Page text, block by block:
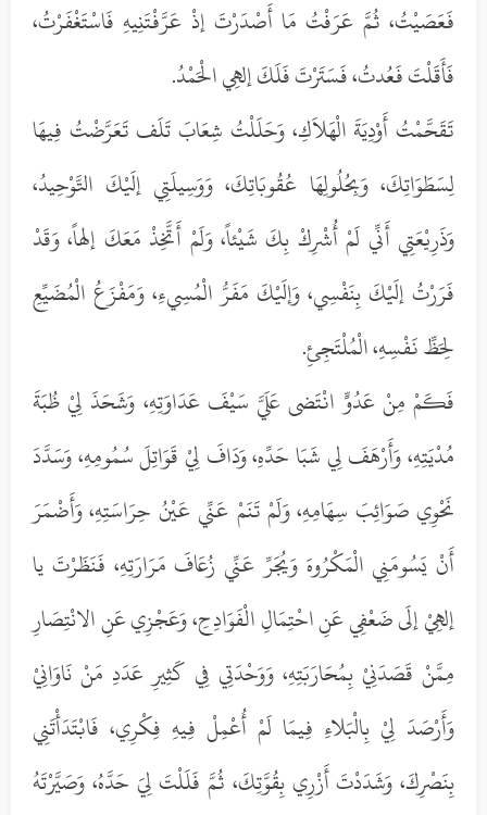
فَعَصَيْتُ، ثُمَّ عَرَفْتُ مَا أَصْدَرْتَ إذْ عَرَّفْتَنِيهِ فَاسْتَغْفَرْتُ،
فَأَقَلْتَ فَعُدتُ، فَسَتَرْتَ فَلَكَ إلهِي الْحَمْدُ.
تَقَحَّمْتُ أَوْدِيَةَ الْهَلاَكِ، وَحَلَلْتُ شِعَابَ تَلَف تَعَرَّضْتُ فِيهَا
لِسَطَوَاتِكَ، وَبِحُلُولِهَا عُقُوبَاتِكَ، وَوَسِيلَتِي إلَيْكَ التَّوْحِيدُ،
وَذَرِيْعَتِي أَنِّي لَمْ أُشْرِكْ بِكَ شَيْئاً، وَلَمْ أَتَّخِذْ مَعَكَ إلهاً، وَقَدْ
فَرَرْتُ إلَيْكَ بِنَفْسِي، وَإلَيْكَ مَفَرُّ الْمُسِيءِ، وَمَفْزَعُ الْمُضَيِّعِ
لِحَظِّ نَفْسِهِ، الْمُلْتَجِئِ.
فَكَمْ مِنْ عَدُوٍّ انْتَضى عَلَيَّ سَيْفَ عَدَاوَتِهِ، وَشَحَذَ لِيْ ظُبَةَ
مُدْيَتِهِ، وَأَرْهَفَ لِي شَبَا حَدِّهِ، وَدَافَ لِيْ قَوَاتِلَ سُمُومِهِ، وَسَدَّدَ
نَحْوِي صَوَائِبَ سِهَامِهِ، وَلَمْ تَنَمْ عَنِّي عَيْنُ حِرَاسَتِهِ، وَأَضْمَرَ
أَنْ يَسُومَنِي الْمَكْرُوهَ وَيُجَرِّ عَنِّي زُعَافَ مَرَارَتِهِ، فَنَظَرْتَ يا
إلهِيْ إلَى ضَعْفِي عَنِ احْتِمَالِ الْفَوَادِحِ، وَعَجْزِي عَنِ الانْتِصَارِ
مِمَّنْ قَصَدَنِيْ بِمُحَارَبَتِهِ، وَوَحْدَتِي فِي كَثِيرِ عَدَدِ مَنْ نَاوَانِيْ
وَأَرْصَدَ لِيْ بِالْبَلاءِ فِيمَا لَمْ أُعْمِلْ فِيهِ فِكْرِي، فَابْتَدَأْتَنِي
بِنَصْرِكَ، وَشَدَدْتَ أَزْرِي بِقُوَّتِكَ، ثُمَّ فَلَلْتَ لِيَ حَدَّهُ، وَصَيَّرْتَهُ